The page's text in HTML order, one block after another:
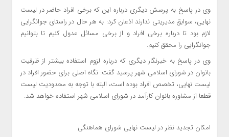
وی در پاسخ به پرسش دیگری درباره این که برخی افراد حاضر در لیست
نهایی، سوابق مدیریتی ندارند اذعان کرد: به هر حال در راستای جوانگرایی
لازم بود تا درباره برخی افراد و از برخی مسائل عدول کنیم تا بتوانیم
جوانگرایی را محقق کنیم.
وی در پاسخ به خبرنگار دیگری که درباره لزوم استفاده بیشتر از ظرفیت
بانوان در شورای اسلامی شهر پرسید گفت: نگاه اصلی برای حضور افراد در
لیست نهایی، تخصص افراد بوده است، البته با توجه به محدودیت لیست
قطعا از مشاوره بانوان کارآمد در شورای اسلامی شهر استفاده خواهد شد.
امکان تجدید نظر در لیست نهایی شورای هماهنگی